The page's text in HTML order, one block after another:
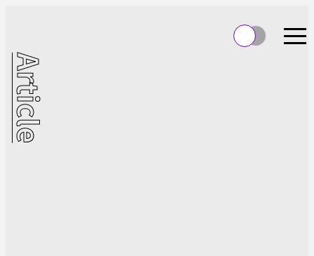
Article